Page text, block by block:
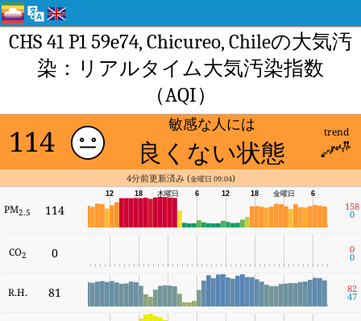
CHS 41 P1 59e74, Chicureo, Chileの大気汚
染：リアルタイム大気汚染指数
（AQI）
114 敏感な人には
良くない状態
trend
4分前更新済み (金曜日 09:04)
PM2.5 114
6
金曜日
18
12
6
木曜日
18
12
158
0
CO2 0 0
0
R.H. 81 82
47